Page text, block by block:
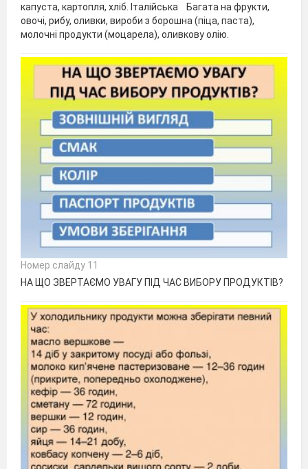
капуста, картопля, хліб. Італійська Багата на фрукти,
овочі, рибу, оливки, вироби з борошна (піца, паста),
молочні продукти (моцарела), оливкову олію.
Номер слайду 11
НА ЩО ЗВЕРТАЄМО УВАГУ ПІД ЧАС ВИБОРУ ПРОДУКТІВ?